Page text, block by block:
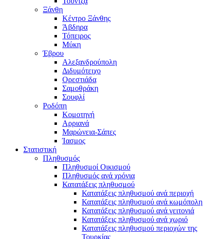
Ξάνθη
Κέντρο Ξάνθης
Άβδηρα
Τόπειρος
Μύκη
Έβρου
Αλεξανδρούπολη
Διδυμότειχο
Ορεστιάδα
Σαμοθράκη
Σουφλί
Ροδόπη
Κομοτηνή
Αρριανά
Μαρώνεια-Σάπες
Ίασμος
Στατιστική
Πληθυσμός
Πληθυσμοί Οικισμού
Πληθυσμός ανά χρόνια
Κατατάξεις πληθυσμού
Κατατάξεις πληθυσμού ανά περιοχή
Κατατάξεις πληθυσμού ανά κωμόπολη
Κατατάξεις πληθυσμού ανά γειτονιά
Κατατάξεις πληθυσμού ανά χωριό
Κατατάξεις πληθυσμού περιοχών της
Τουρκίας